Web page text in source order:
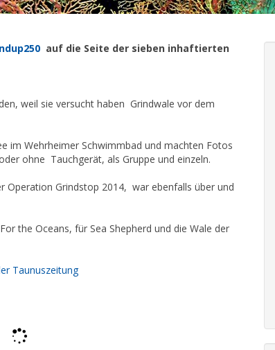
auf die Seite der sieben inhaftierten
weil sie versucht haben Grindwale vor dem
im Wehrheimer Schwimmbad und machten Fotos
ohne Tauchgerät, als Gruppe und einzeln.
Operation Grindstop 2014, war ebenfalls über und
the Oceans, für Sea Shepherd und die Wale der
Taunuszeitung